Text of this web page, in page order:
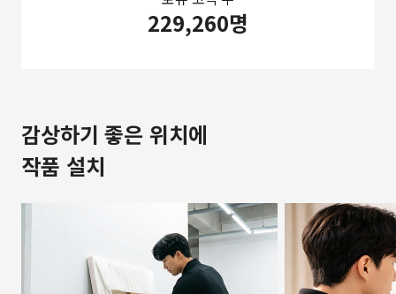
229,260명
감상하기 좋은 위치에
작품 설치